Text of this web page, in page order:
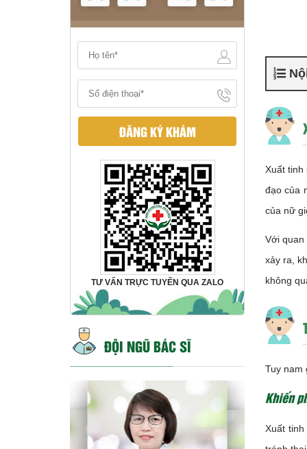
ĐĂNG KÝ KHÁM
TƯ VẤN TRỰC TUYẾN QUA ZALO
ĐỘI NGŨ BÁC SĨ
Xuất
đạo của
của nữ
Với quan
xảy ra,
không
Tuy nam
Khiến
Xuất